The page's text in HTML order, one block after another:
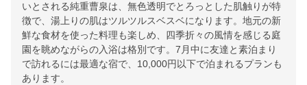
いとされる純重曹泉は、無色透明でとろっとした肌触りが特
徴で、湯上りの肌はツルツルスベスベになります。地元の新
鮮な食材を使った料理も楽しめ、四季折々の風情を感じる庭
園を眺めながらの入浴は格別です。7月中に友達と素泊まり
で訪れるには最適な宿で、10,000円以下で泊まれるプランも
あります。